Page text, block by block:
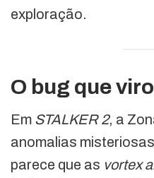
exploração.
O bug que
Em STALKER 2, a
anomalias
parece que as vortex